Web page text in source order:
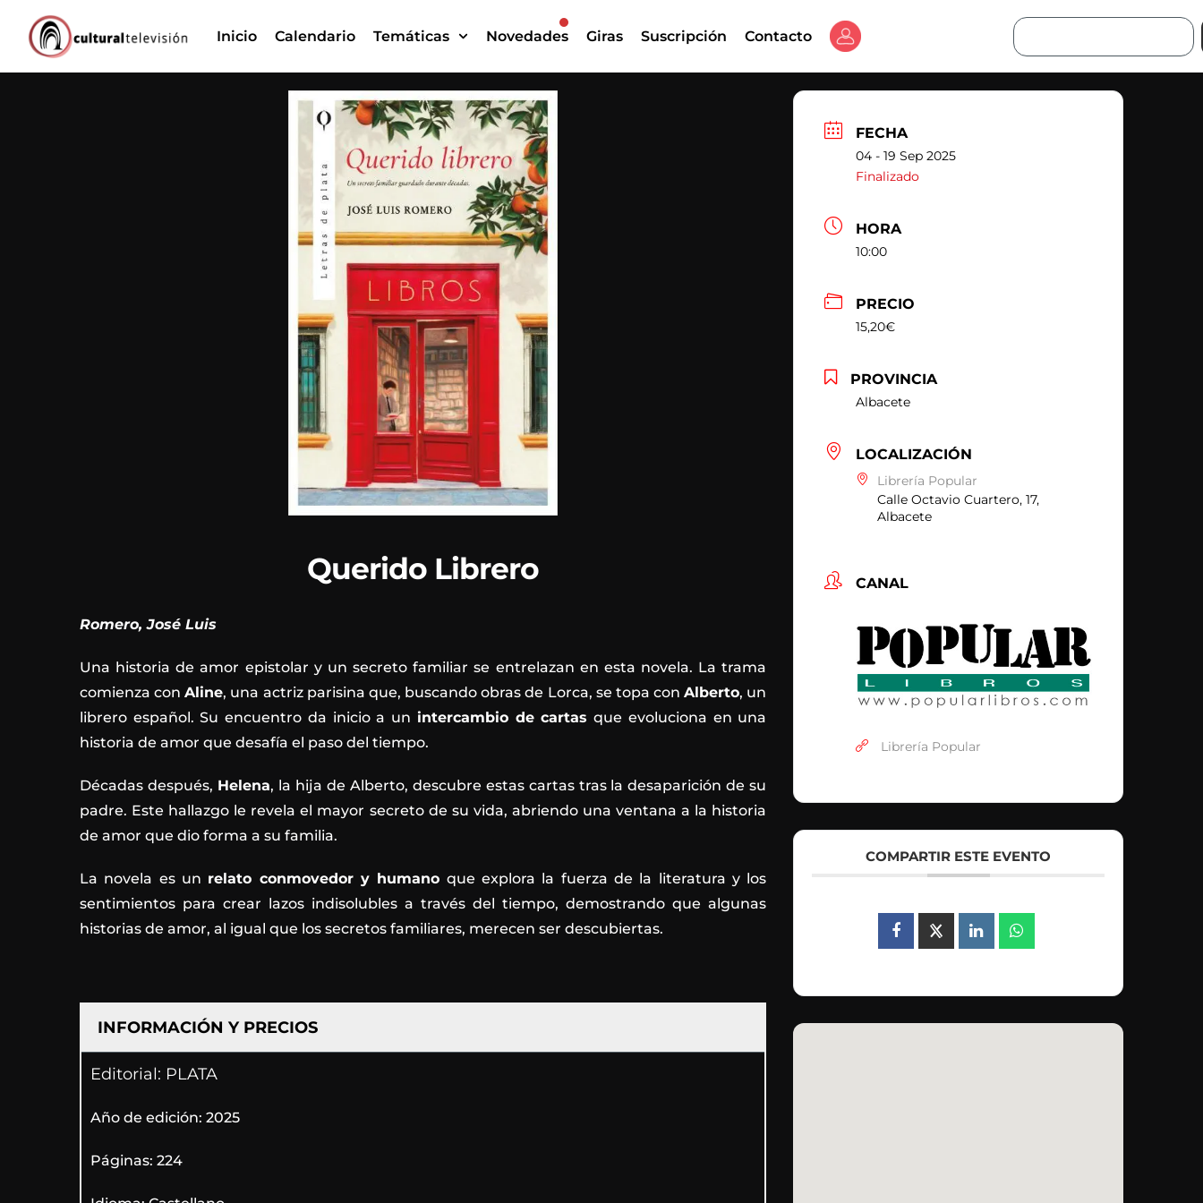
contenido
Inicio Calendario Temáticas Novedades Giras Suscripción Contacto
Buscar
Querido Librero
Romero, José Luis
Una historia de amor epistolar y un secreto familiar se entrelazan en esta novela. La trama
comienza conAline, una actriz parisina que, buscando obras de Lorca, se topa conAlberto, un
librero español. Su encuentro da inicio a un intercambio de cartas que evoluciona en una
historia de amor que desafía el paso del tiempo.
Décadas después, Helena, la hija de Alberto, descubre estas cartas tras la desaparición de su
padre. Este hallazgo le revela el mayor secreto de su vida, abriendo una ventana a la historia
de amor que dio forma a su familia.
La novela es un relato conmovedor y humano que explora la fuerza de la literatura y los
sentimientos para crear lazos indisolubles a través del tiempo, demostrando que algunas
historias de amor, al igual que los secretos familiares, merecen ser descubiertas.
INFORMACIÓN Y PRECIOS
Editorial: PLATA
Año de edición: 2025
Páginas: 224
FECHA
04 - 19 Sep 2025
Finalizado
HORA
10:00
PRECIO
15,20€
PROVINCIA
Albacete
LOCALIZACIÓN
Librería Popular
Calle Octavio Cuartero, 17,
Albacete
CANAL
Librería Popular
COMPARTIR ESTE EVENTO